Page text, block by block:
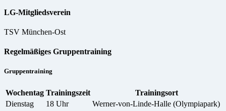
LG-Mitgliedsverein
TSV München-Ost
Regelmäßiges Gruppentraining
Gruppentraining
Wochentag Trainingszeit
Trainingsort
Dienstag
18 Uhr
Werner-von-Linde-Halle (Olympiapark)